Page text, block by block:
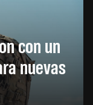
con un
nuevas